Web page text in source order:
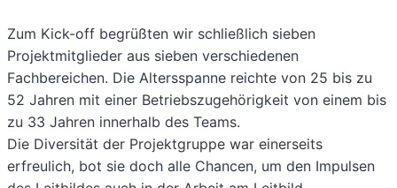
Zum Kick-off begrüßten wir schließlich sieben
Projektmitglieder aus sieben verschiedenen
Fachbereichen. Die Altersspanne reichte von 25 bis zu
52 Jahren mit einer Betriebszugehörigkeit von einem bis
zu 33 Jahren innerhalb des Teams.
Die Diversität der Projektgruppe war einerseits
erfreulich, bot sie doch alle Chancen, um den Impulsen